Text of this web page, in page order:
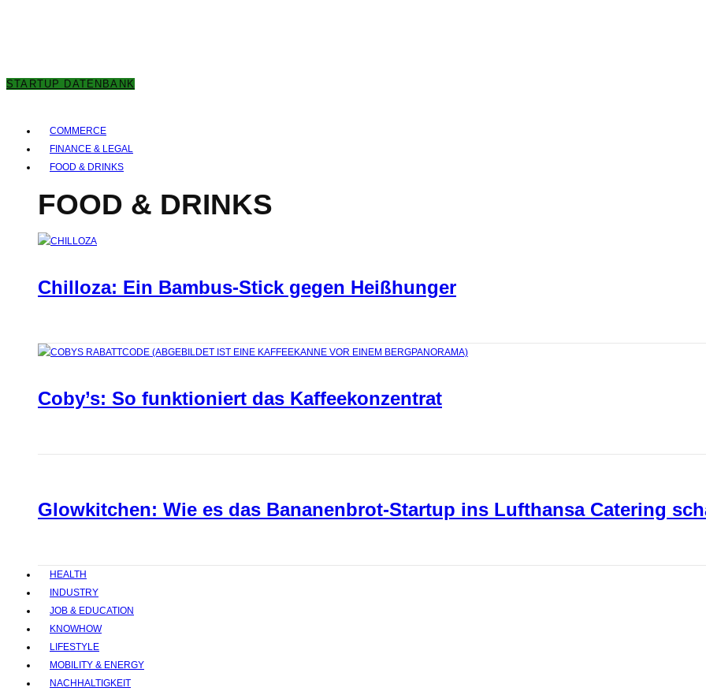
STARTUP DATENBANK
COMMERCE
FINANCE & LEGAL
FOOD & DRINKS
FOOD & DRINKS
Chilloza: Ein Bambus-Stick gegen Heißhunger
Coby’s: So funktioniert das Kaffeekonzentrat
Glowkitchen: Wie es das Bananenbrot-Startup ins Lufthansa Catering
HEALTH
INDUSTRY
JOB & EDUCATION
KNOWHOW
LIFESTYLE
MOBILITY & ENERGY
NACHHALTIGKEIT